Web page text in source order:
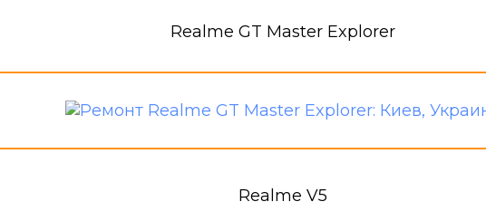
Realme GT Master Explorer
Realme V5